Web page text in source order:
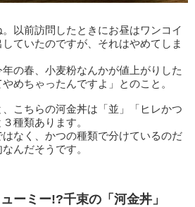
以前訪問したときにお昼はワンコイ
ていたのですが、それはやめてしま
の春、小麦粉なんかが値上がりした
めちゃったんですよ」とのこと。
こちらの河金丼は「並」「ヒレかつ
種類あります。
なく、かつの種類で分けているのだ
んだそうです。
ーミー!?千束の「河金丼」